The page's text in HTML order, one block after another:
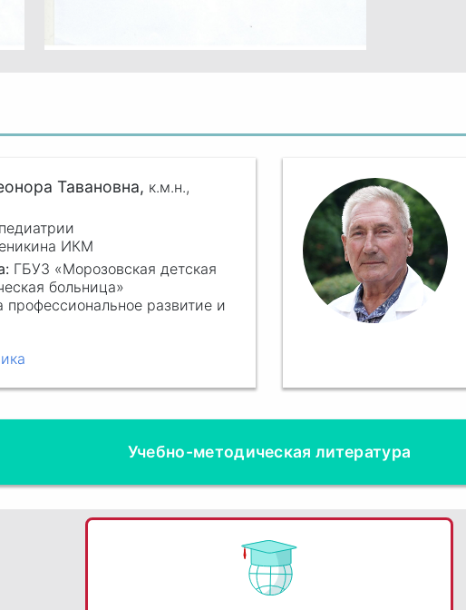
Тавановна, к.м.н.,
ИКМ
ГБУЗ «Морозовская детская
больница»
профессиональное развитие и
Учебно-методическая литература